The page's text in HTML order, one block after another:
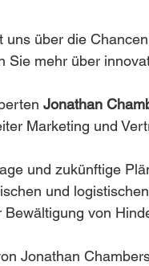
uns über die
Sie mehr über
Jonathan
Marketing und
und zukünftige
und
Bewältigung von
Jonathan